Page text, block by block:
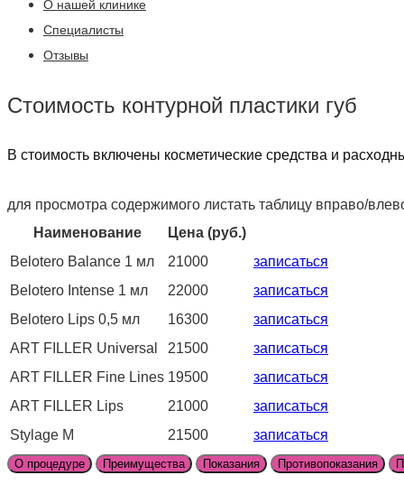
О нашей клинике
Специалисты
Отзывы
Стоимость контурной пластики губ
В стоимость включены косметические средства и
для просмотра содержимого листать таблицу вправо/
Наименование
Цена (руб.)
Belotero Balance 1 мл
21000
записаться
Belotero Intense 1 мл
22000
записаться
Belotero Lips 0,5 мл
16300
записаться
ART FILLER Universal
21500
записаться
ART FILLER Fine Lines 19500
записаться
ART FILLER Lips
21000
записаться
Stylage M
21500 записаться
О процедуре Преимущества Показания Противопоказания